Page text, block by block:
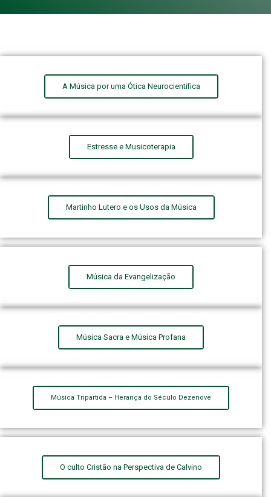
A Música por uma Ótica Neurocientifica
Estresse e Musicoterapia
Martinho Lutero e os Usos da Música
Música da Evangelização
Música Sacra e Música Profana
Música Tripartida – Herança do Século Dezenove
O culto Cristão na Perspectiva de Calvino